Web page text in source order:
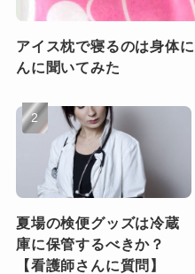
アイス枕で寝るのは身体
んに聞いてみた
夏場の検便グッズは冷蔵
庫に保管するべきか？
【看護師さんに質問】